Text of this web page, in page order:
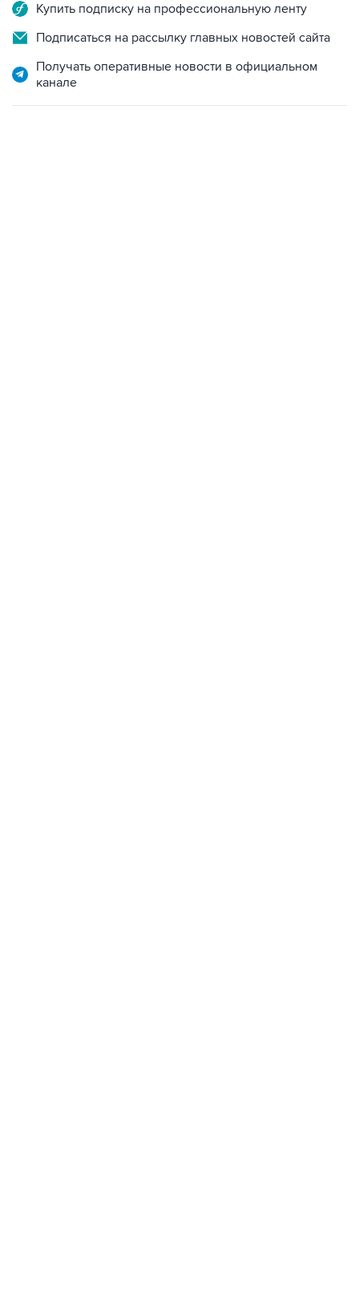
Купить подписку на профессиональную ленту
Подписаться на рассылку главных новостей сайта
Получать оперативные новости в официальном
канале